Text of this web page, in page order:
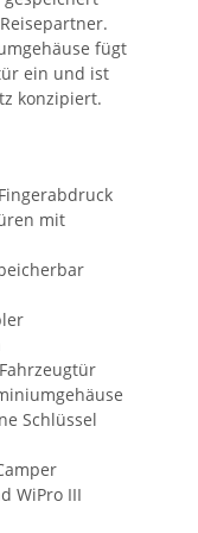
fügt
ein und ist
konzipiert.
mit
Schlüssel
WiPro III